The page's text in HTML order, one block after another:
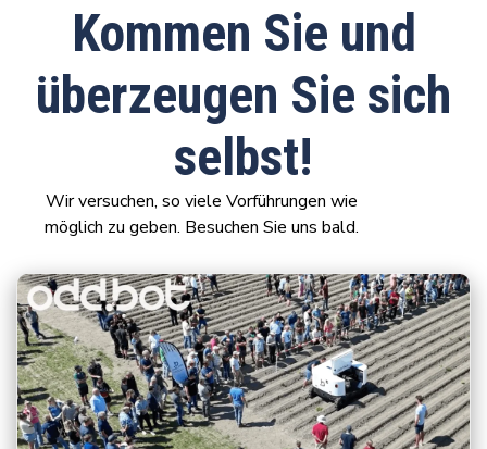
Kommen Sie und
überzeugen Sie sich
selbst!
Wir versuchen, so viele Vorführungen wie
möglich zu geben. Besuchen Sie uns bald.